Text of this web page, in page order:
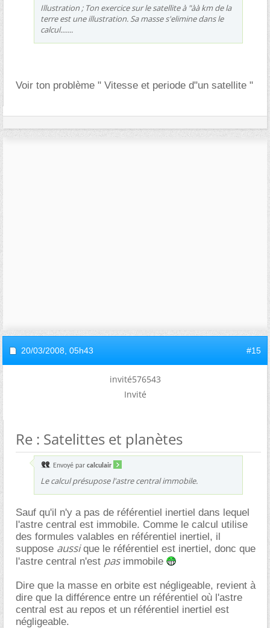
Illustration ; Ton exercice sur le satellite à "àà km de la
terre est une illustration. Sa masse s'elimine dans le
calcul.......
Voir ton problème " Vitesse et periode d"un satellite "
20/03/2008, 05h43 #15
invité576543
Invité
Re : Satelittes et planètes
Envoyé par calculair
Le calcul présupose l'astre central immobile.
Sauf qu'il n'y a pas de référentiel inertiel dans lequel
l'astre central est immobile. Comme le calcul utilise
des formules valables en référentiel inertiel, il
suppose aussique le référentiel est inertiel, donc que
l'astre central n'est pasimmobile
Dire que la masse en orbite est négligeable, revient à
dire que la différence entre un référentiel où l'astre
central est au repos et un référentiel inertiel est
négligeable.